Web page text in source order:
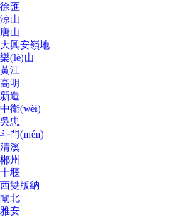
徐匯
涼山
唐山
大興安嶺地
樂(lè)山
黃江
高明
新造
中衛(wèi)
吳忠
斗門(mén)
清溪
郴州
十堰
西雙版納
閘北
雅安